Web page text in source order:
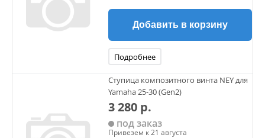
залог успешного времяпрепровождения. Лопасть
сменная композитная Ney отлично подходит для
различных условий эксплуатации и поможет вам
раскрыть весь потенциал вашего мотора. Перед покупкой
рекомендуется уточнять характеристики товара.
Добавить в корзину
Подробнее
Ступица композитного винта NEY для
Yamaha 25-30 (Gen2)
3 280 р.
под заказ
Привезем к 21 августа